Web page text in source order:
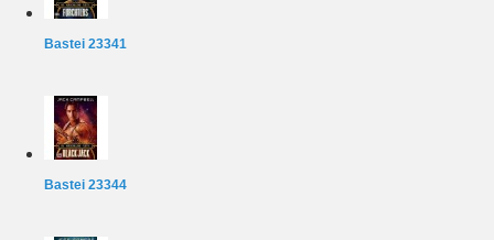
Bastei 23341
Bastei 23344